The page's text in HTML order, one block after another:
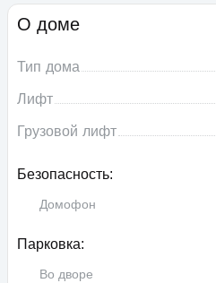
О доме
Тип дома
Лифт
Грузовой лифт
Безопасность:
Домофон
Парковка:
Во дворе